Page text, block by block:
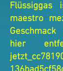
maestro
hier